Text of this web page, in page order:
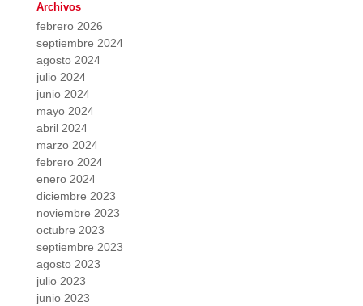
Archivos
febrero 2026
septiembre 2024
agosto 2024
julio 2024
junio 2024
mayo 2024
abril 2024
marzo 2024
febrero 2024
enero 2024
diciembre 2023
noviembre 2023
octubre 2023
septiembre 2023
agosto 2023
julio 2023
junio 2023